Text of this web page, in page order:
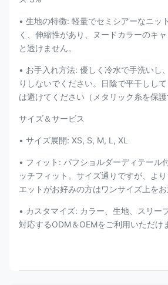
• 生地の特徴: 軽量でセミシアーなニッ
く、伸縮性があり、ヌードカラーのキ
と透けません。
• お手入れ方法: 優しく冷水で手洗いし
りしないでください。日陰で平干しし
は避けてください（メタリック糸を保護
サイズ＆サービス
• サイズ展開: XS, S, M, L, XL
• フィット: パフショルダーディテール
ッチフィット。サイズ通りですが、よ
エットがお好みの方はワンサイズ上をお
• カスタマイズ: カラー、生地、スリー
対応するODM＆OEMをご利用いただけ